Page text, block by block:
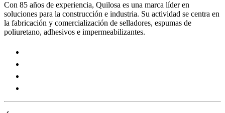
Con 85 años de experiencia, Quilosa es una marca líder en
soluciones para la construcción e industria. Su actividad se centra en
la fabricación y comercialización de selladores, espumas de
poliuretano, adhesivos e impermeabilizantes.
page
https://www.facebook.com/QuilosaSelenaIberia/